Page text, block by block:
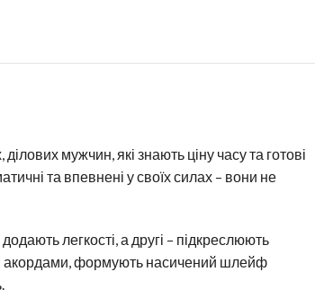
мужчин, які знають ціну часу та готові
та впевнені у своїх силах – вони не
легкості, а другі – підкреслюють
акордами, формують насичений шлейф